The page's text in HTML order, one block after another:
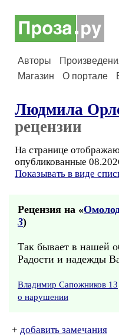
Авторы
Магазин
О портале
Людмила
рецензии
На странице
опубликованные
Показывать в виде
Рецензия на «
3)
Так бывает в нашей
Радости и надежды
Владимир Сапожников 13
о нарушении
+ добавить замечания